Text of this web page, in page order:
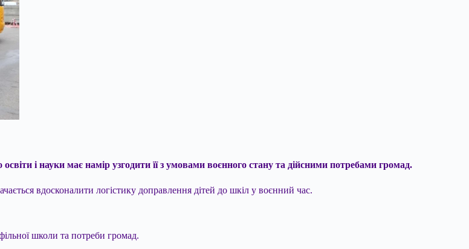
і науки має намір узгодити її з умовами воєнного стану та дійсними потребами громад.
вдосконалити логістику доправлення дітей до шкіл у воєнний час.
школи та потреби громад.